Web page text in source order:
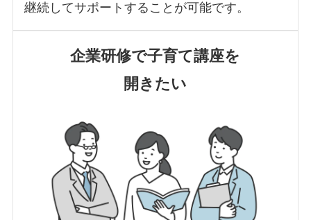
継続してサポートすることが可能です。
企業研修で子育て講座を
開きたい